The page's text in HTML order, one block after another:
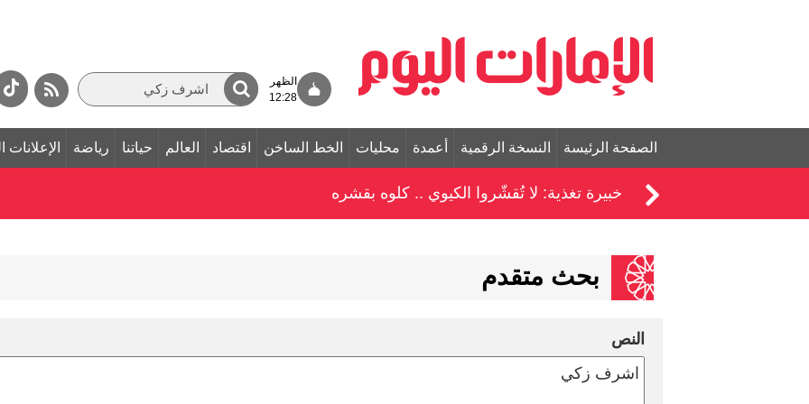
الظهر
12:28
الصفحة الرئيسة النسخة الرقمية أعمدة محليات الخط الساخن اقتصاد العالم حياتنا رياضة الإعلانات
خبيرة تغذية: لا تُقشّروا الكيوي .. كلوه بقشره
بحث متقدم
النص